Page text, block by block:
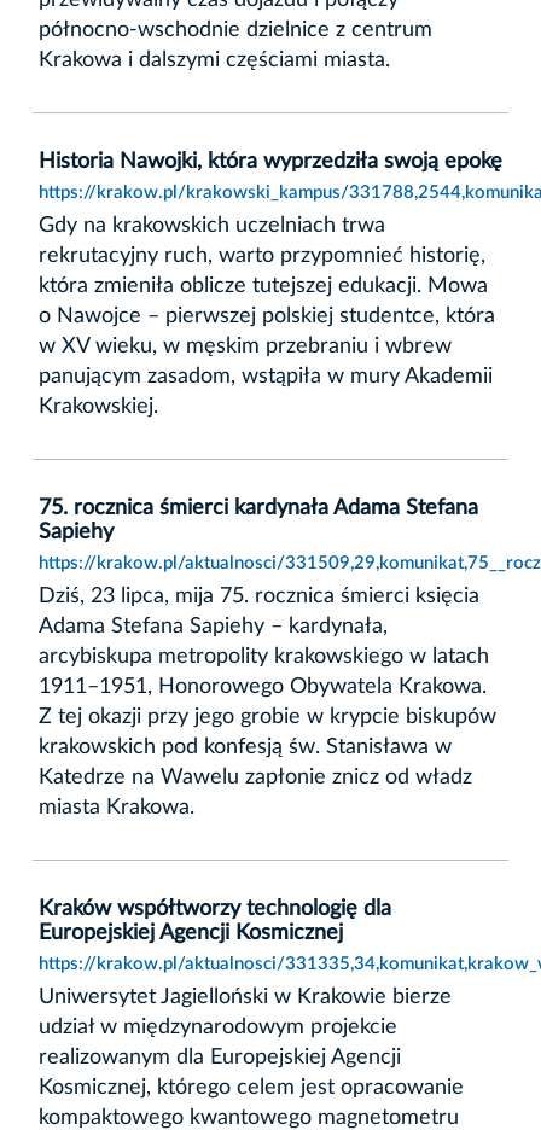
północno-wschodnie dzielnice z centrum
Krakowa i dalszymi częściami miasta.
Historia Nawojki, która wyprzedziła swoją epokę
https://krakow.pl/krakowski_kampus/
Gdy na krakowskich uczelniach trwa
rekrutacyjny ruch, warto przypomnieć historię,
która zmieniła oblicze tutejszej edukacji. Mowa
o Nawojce – pierwszej polskiej studentce, która
w XV wieku, w męskim przebraniu i wbrew
panującym zasadom, wstąpiła w mury Akademii
Krakowskiej.
75. rocznica śmierci kardynała Adama Stefana
Sapiehy
https://krakow.pl/aktualnosci/
Dziś, 23 lipca, mija 75. rocznica śmierci księcia
Adama Stefana Sapiehy – kardynała,
arcybiskupa metropolity krakowskiego w latach
1911–1951, Honorowego Obywatela Krakowa.
Z tej okazji przy jego grobie w krypcie biskupów
krakowskich pod konfesją św. Stanisława w
Katedrze na Wawelu zapłonie znicz od władz
miasta Krakowa.
Kraków współtworzy technologię dla
Europejskiej Agencji Kosmicznej
https://krakow.pl/aktualnosci/
Uniwersytet Jagielloński w Krakowie bierze
udział w międzynarodowym projekcie
realizowanym dla Europejskiej Agencji
Kosmicznej, którego celem jest opracowanie
kompaktowego kwantowego magnetometru